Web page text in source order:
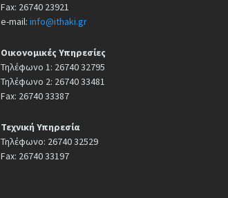
Fax: 26740 23921
e-mail:info@ithaki.gr
Οικονομικές Υπηρεσίες
Τηλέφωνο 1: 26740 32795
Τηλέφωνο 2: 26740 33481
Fax: 26740 33387
Τεχνική Υπηρεσία
Τηλέφωνο: 26740 32529
Fax: 26740 33197